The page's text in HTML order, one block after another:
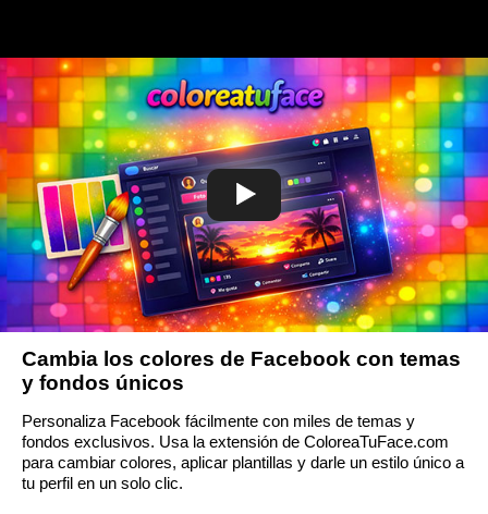
Cambia los colores de Facebook con temas
y fondos únicos
Personaliza Facebook fácilmente con miles de temas y
fondos exclusivos. Usa la extensión de ColoreaTuFace.com
para cambiar colores, aplicar plantillas y darle un estilo único a
tu perfil en un solo clic.